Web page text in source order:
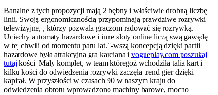
Banalne z tych propozycji mają 2 bębny i właściwie drobną liczbę
linii. Swoją ergonomicznością przypominają prawdziwe rozrywki
telewizyjne, , którzy pozwala graczom radować się rozrywką.
Uciechy automaty hazardowe i inne sloty online liczą swą gawędę
w tej chwili od momentu paru lat.1-wszą koncepcją dzięki partii
hazardowe była atrakcyjna gra karciana i vogueplay.com poszukaj
tutaj kości. Mały komplet, w team któregoż wchodziła talia kart i
kilku kości do odwiedzenia rozrywki zaczęła trend gier dzięki
kapitał. W przyszłości w czasach 90 w naszym kraju do
odwiedzenia obrotu wprowadzono machiny barowe, mocno